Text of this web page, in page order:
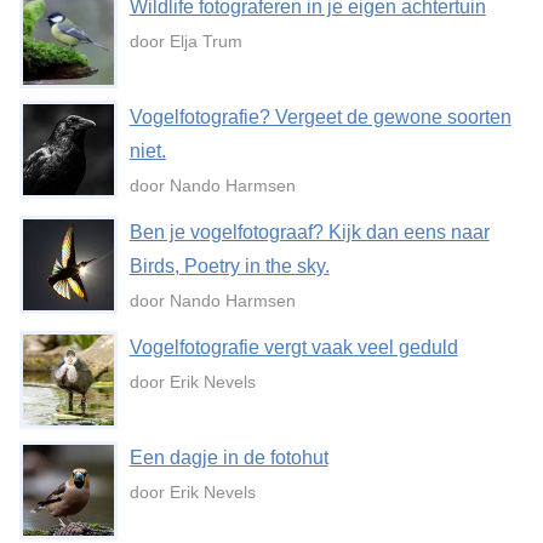
Wildlife fotograferen in je eigen achtertuin
door Elja Trum
Vogelfotografie? Vergeet de gewone soorten
niet.
door Nando Harmsen
Ben je vogelfotograaf? Kijk dan eens naar
Birds, Poetry in the sky.
door Nando Harmsen
Vogelfotografie vergt vaak veel geduld
door Erik Nevels
Een dagje in de fotohut
door Erik Nevels